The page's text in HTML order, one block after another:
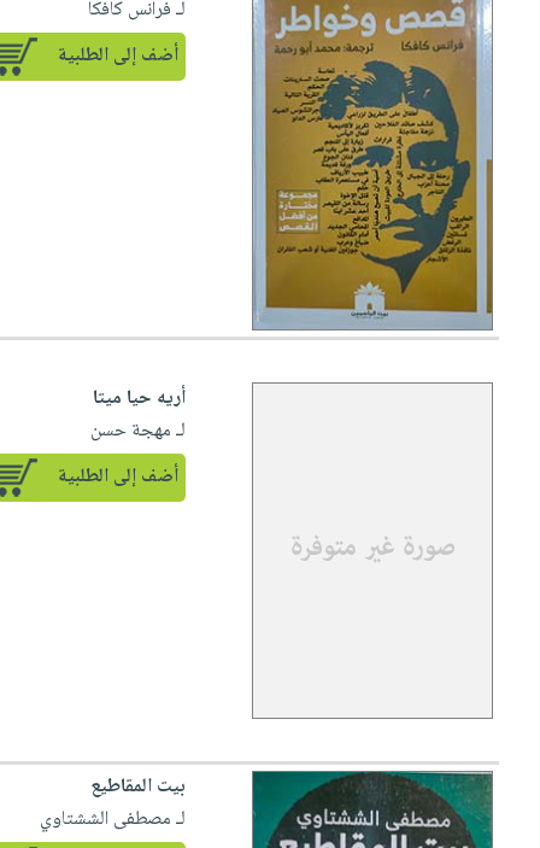
لـ فرانس كافكا
أضف إلى الطلبية
أريه حيا ميتا
لـ مهجة حسن
أضف إلى الطلبية
بيت المقاطيع
لـ مصطفى الششتاوي